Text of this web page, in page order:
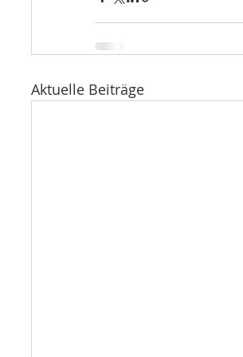
Aktuelle Beiträge